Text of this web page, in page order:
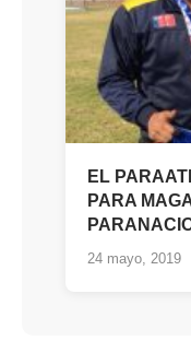
EL
PARA
24 mayo, 2019